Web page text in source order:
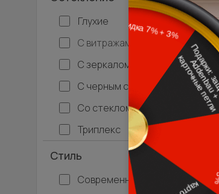
Глухие
С витражами
С зеркалом
С черным стеклом
Со стеклом
Триплекс
Стиль
Современный